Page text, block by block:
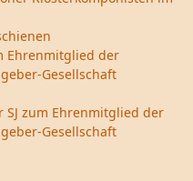
Ehrenmitglied der
Gesellschaft
SJ zum Ehrenmitglied der
Gesellschaft